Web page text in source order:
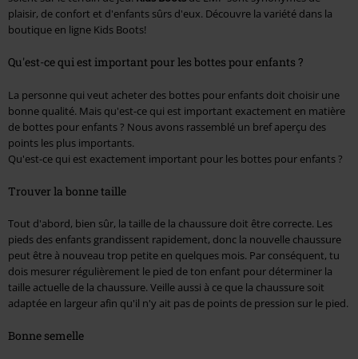
plaisir, de confort et d'enfants sûrs d'eux. Découvre la variété dans la
boutique en ligne Kids Boots!
Qu'est-ce qui est important pour les bottes pour enfants ?
La personne qui veut acheter des bottes pour enfants doit choisir une
bonne qualité. Mais qu'est-ce qui est important exactement en matière
de bottes pour enfants ? Nous avons rassemblé un bref aperçu des
points les plus importants.
Qu'est-ce qui est exactement important pour les bottes pour enfants ?
Trouver la bonne taille
Tout d'abord, bien sûr, la taille de la chaussure doit être correcte. Les
pieds des enfants grandissent rapidement, donc la nouvelle chaussure
peut être à nouveau trop petite en quelques mois. Par conséquent, tu
dois mesurer régulièrement le pied de ton enfant pour déterminer la
taille actuelle de la chaussure. Veille aussi à ce que la chaussure soit
adaptée en largeur afin qu'il n'y ait pas de points de pression sur le pied.
Bonne semelle